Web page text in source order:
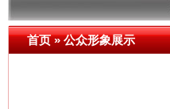
首页»公众形象展示